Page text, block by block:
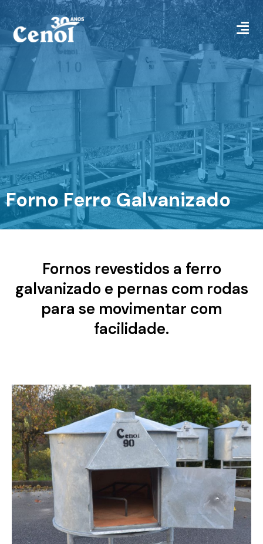
Forno Ferro Galvanizado
Fornos revestidos a ferro
galvanizado e pernas com rodas
para se movimentar com
facilidade.